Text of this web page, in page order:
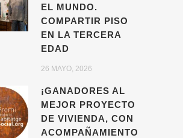
EL MUNDO.
COMPARTIR PISO
EN LA TERCERA
EDAD
26 MAYO, 2026
¡GANADORES AL
MEJOR PROYECTO
DE VIVIENDA, CON
ACOMPAÑAMIENTO